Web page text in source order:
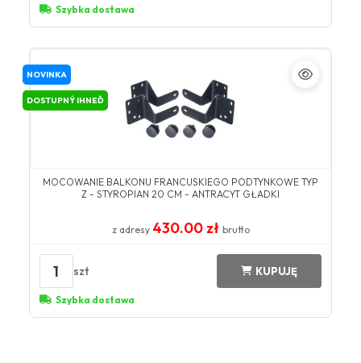
Szybka dostawa
NOVINKA
DOSTUPNÝ IHNEĎ
MOCOWANIE BALKONU FRANCUSKIEGO PODTYNKOWE TYP
Z - STYROPIAN 20 CM - ANTRACYT GŁADKI
z adresy 430.00 zł brutto
1 szt KUPUJĘ
Szybka dostawa